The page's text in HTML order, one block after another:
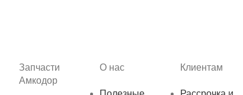
Запчасти
Амкодор
О нас Клиентам